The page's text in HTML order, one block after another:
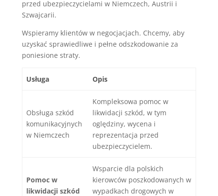
przed ubezpieczycielami w Niemczech, Austrii i
Szwajcarii.
Wspieramy klientów w negocjacjach. Chcemy, aby
uzyskać sprawiedliwe i pełne odszkodowanie za
poniesione straty.
Usługa Opis
Obsługa szkód
komunikacyjnych
w Niemczech
Kompleksowa pomoc w
likwidacji szkód, w tym
oględziny, wycena i
reprezentacja przed
ubezpieczycielem.
Pomoc w
likwidacji szkód
Wsparcie dla polskich
kierowców poszkodowanych w
wypadkach drogowych w